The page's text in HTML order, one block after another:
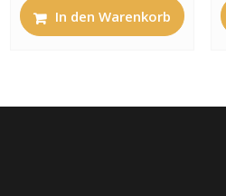
In den Warenkorb